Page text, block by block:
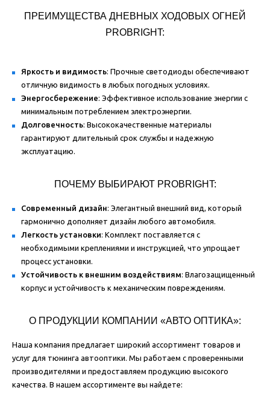
ПРЕИМУЩЕСТВА ДНЕВНЫХ ХОДОВЫХ ОГНЕЙ
PROBRIGHT:
Яркость и видимость: Прочные светодиоды обеспечивают
отличную видимость в любых погодных условиях.
Энергосбережение: Эффективное использование энергии с
минимальным потреблением электроэнергии.
Долговечность: Высококачественные материалы
гарантируют длительный срок службы и надежную
эксплуатацию.
ПОЧЕМУ ВЫБИРАЮТ PROBRIGHT:
Современный дизайн: Элегантный внешний вид, который
гармонично дополняет дизайн любого автомобиля.
Легкость установки: Комплект поставляется с
необходимыми креплениями и инструкцией, что упрощает
процесс установки.
Устойчивость к внешним воздействиям: Влагозащищенный
корпус и устойчивость к механическим повреждениям.
О ПРОДУКЦИИ КОМПАНИИ «АВТО ОПТИКА»:
Наша компания предлагает широкий ассортимент товаров и
услуг для тюнинга автооптики. Мы работаем с проверенными
производителями и предоставляем продукцию высокого
качества. В нашем ассортименте вы найдете: